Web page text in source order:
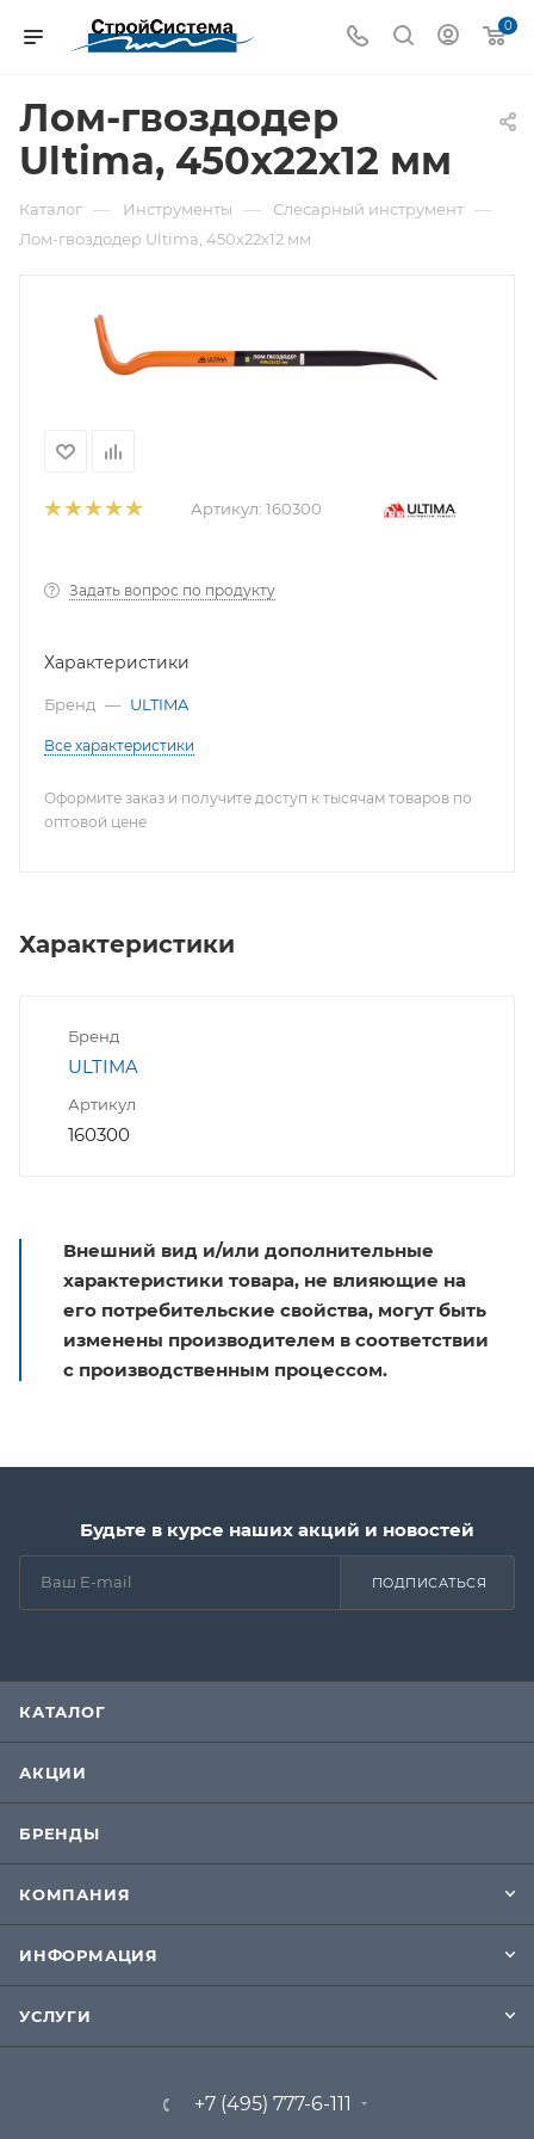
0
Лом-гвоздодер
Ultima, 450х22х12 мм
Каталог — Инструменты — Слесарный инструмент —
Лом-гвоздодер Ultima, 450х22х12 мм
Артикул: 160300
Задать вопрос по продукту
Характеристики
Бренд — ULTIMA
Все характеристики
Оформите заказ и получите доступ к тысячам товаров по
оптовой цене
Характеристики
Бренд
ULTIMA
Артикул
160300
Внешний вид и/или дополнительные
характеристики товара, не влияющие на
его потребительские свойства, могут быть
изменены производителем в соответствии
с производственным процессом.
Будьте в курсе наших акций и новостей
ПОДПИСАТЬСЯ
КАТАЛОГ
АКЦИИ
БРЕНДЫ
КОМПАНИЯ
ИНФОРМАЦИЯ
УСЛУГИ
+7 (495) 777-6-111